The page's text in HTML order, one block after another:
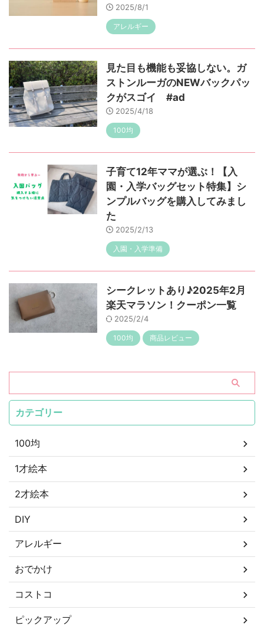
2025/8/1
アレルギー
見た目も機能も妥協しない。ガ
ストンルーガのNEWバックパッ
クがスゴイ #ad
2025/4/18
100均
子育て12年ママが選ぶ！【入
園・入学バッグセット特集】シ
ンプルバッグを購入してみまし
た
2025/2/13
入園・入学準備
シークレットあり♪2025年2月
楽天マラソン！クーポン一覧
2025/2/4
100均 商品レビュー
カテゴリー
100均
1才絵本
2才絵本
DIY
アレルギー
おでかけ
コストコ
ピックアップ